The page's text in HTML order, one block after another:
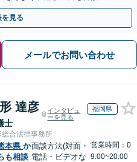
お越しください
見る
メールでお問い合わせ
達彦
士
インタビュ
ーを見る
福岡県
総合法律事務所
本県 か
も相談
面談方法(対面・
電話・ビデオな
営業時間：0
9:00~20:00